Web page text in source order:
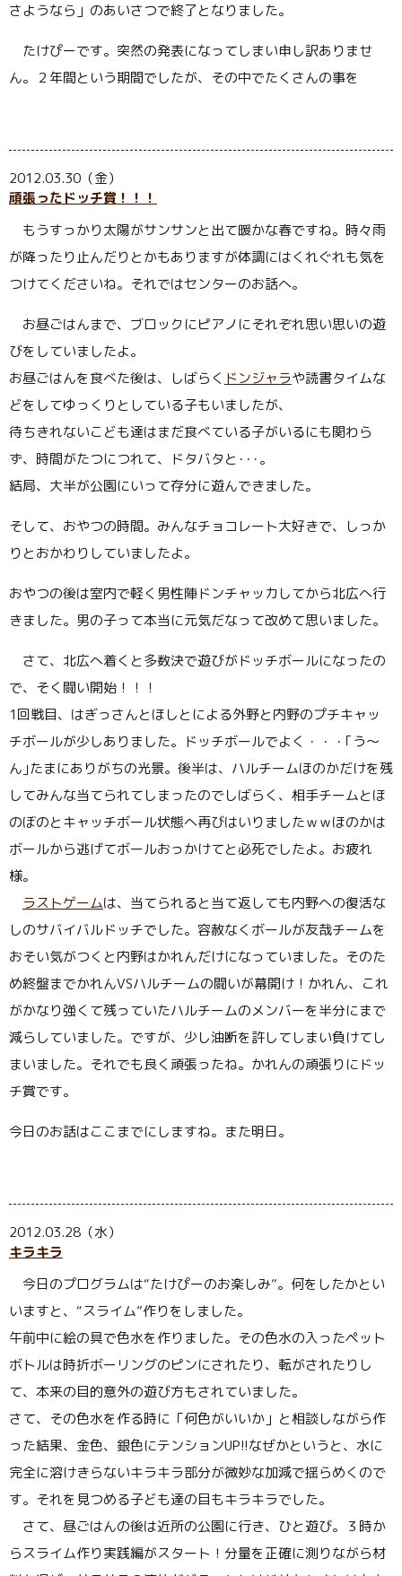
さようなら」のあいさつで終了となりました。
たけぴーです。突然の発表になってしまい申し訳ありませ
ん。２年間という期間でしたが、その中でたくさんの事を
2012.03.30（金）
頑張ったドッチ賞！！！
もうすっかり太陽がサンサンと出て暖かな春ですね。時々雨
が降ったり止んだりとかもありますが体調にはくれぐれも気を
つけてくださいね。それではセンターのお話へ。
お昼ごはんまで、ブロックにピアノにそれぞれ思い思いの遊
びをしていましたよ。
お昼ごはんを食べた後は、しばらく ドンジャラや読書タイムな
どをしてゆっくりとしている子もいましたが、
待ちきれないこども達はまだ食べている子がいるにも関わら
ず、時間がたつにつれて、ドタバタと･･･。
結局、大半が公園にいって存分に遊んできました。
そして、おやつの時間。みんなチョコレート大好きで、しっか
りとおかわりしていましたよ。
おやつの後は室内で軽く男性陣ドンチャッカしてから北広へ行
きました。男の子って本当に元気だなって改めて思いました。
さて、北広へ着くと多数決で遊びがドッチボールになったの
で、そく闘い開始！！！
1回戦目、はぎっさんとほしとによる外野と内野のプチキャッ
チボールが少しありました。ドッチボールでよく・・・｢う〜
ん｣たまにありがちの光景。後半は、ハルチームほのかだけを残
してみんな当てられてしまったのでしばらく、相手チームとほ
のぼのとキャッチボール状態へ再びはいりましたｗｗほのかは
ボールから逃げてボールおっかけてと必死でしたよ。お疲れ
様。
ラストゲームは、当てられると当て返しても内野への復活な
しのサバイバルドッチでした。容赦なくボールが友哉チームを
おそい気がつくと内野はかれんだけになっていました。そのた
め終盤までかれんVSハルチームの闘いが幕開け！かれん、これ
がかなり強くて残っていたハルチームのメンバーを半分にまで
減らしていました。ですが、少し油断を許してしまい負けてし
まいました。それでも良く頑張ったね。かれんの頑張りにドッ
チ賞です。
今日のお話はここまでにしますね。また明日。
2012.03.28（水）
キラキラ
今日のプログラムは“たけぴーのお楽しみ”。何をしたかとい
いますと、“スライム”作りをしました。
午前中に絵の具で色水を作りました。その色水の入ったペット
ボトルは時折ボーリングのピンにされたり、転がされたりし
て、本来の目的意外の遊び方もされていました。
さて、その色水を作る時に「何色がいいか」と相談しながら作
った結果、金色、銀色にテンションUP!!なぜかというと、水に
完全に溶けきらないキラキラ部分が微妙な加減で揺らめくので
す。それを見つめる子ども達の目もキラキラでした。
さて、昼ごはんの後は近所の公園に行き、ひと遊び。３時か
らスライム作り実践編がスタート！分量を正確に測りながら材